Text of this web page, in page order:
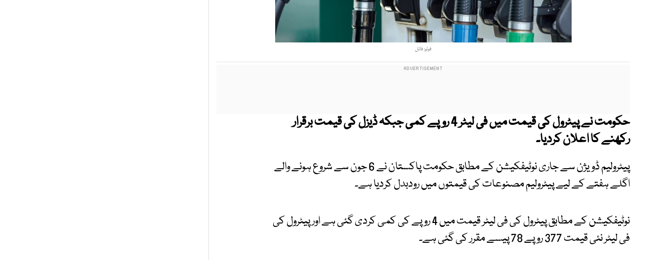
فوٹو: فائل
حکومت نے پیٹرول کی قیمت میں فی لیٹر 4 روپے کمی جبکہ ڈیزل کی قیمت برقرار
رکھنے کا اعلان کردیا۔
پیٹرولیم ڈویژن سے جاری نوٹیفکیشن کے مطابق حکومت پاکستان نے 6 جون سے شروع ہونے والے
اگلے ہفتے کے لیے پیٹرولیم مصنوعات کی قیمتوں میں رودبدل کردیا ہے۔
نوٹیفکیشن کے مطابق پیٹرول کی فی لیٹر قیمت میں 4 روپے کی کمی کردی گئی ہے اور پیٹرول کی
فی لیٹر نئی قیمت 377 روپے 78 پیسے مقرر کی گئی ہے۔